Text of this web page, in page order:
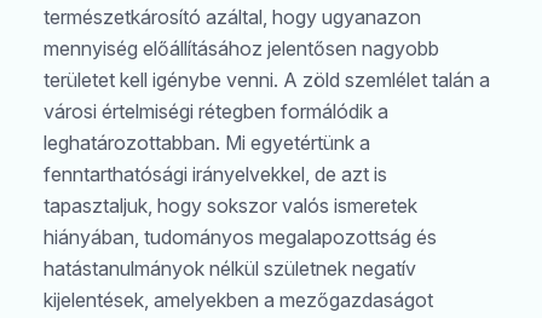
természetkárosító azáltal, hogy ugyanazon
mennyiség előállításához jelentősen nagyobb
területet kell igénybe venni. A zöld szemlélet talán a
városi értelmiségi rétegben formálódik a
leghatározottabban. Mi egyetértünk a
fenntarthatósági irányelvekkel, de azt is
tapasztaljuk, hogy sokszor valós ismeretek
hiányában, tudományos megalapozottság és
hatástanulmányok nélkül születnek negatív
kijelentések, amelyekben a mezőgazdaságot